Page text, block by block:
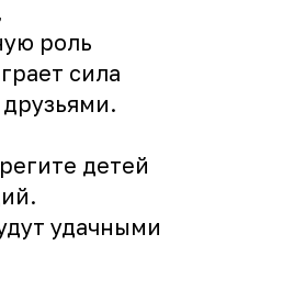
роль
сила
детей
удачными